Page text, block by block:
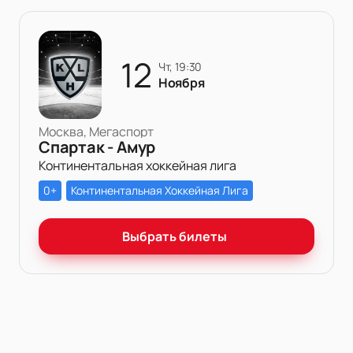
12 чт, 19:30
Ноября
Москва, Мегаспорт
Спартак - Амур
Континентальная хоккейная лига
0+ Континентальная Хоккейная Лига
Выбрать билеты